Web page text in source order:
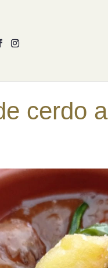
cerdo